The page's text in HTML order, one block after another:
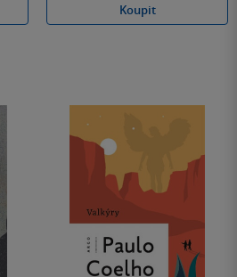
Koupit